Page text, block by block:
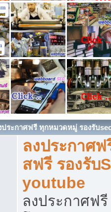
ประกาศฟรี ทุกหมวดหมู่ รองรับ
ลงประกาศ
สฟรี รองรับ
youtube
ลงประกาศฟ